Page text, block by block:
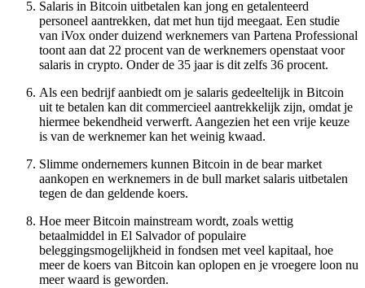
Salaris in Bitcoin uitbetalen kan jong en getalenteerd
personeel aantrekken, dat met hun tijd meegaat. Een studie
van iVox onder duizend werknemers van Partena Professional
toont aan dat 22 procent van de werknemers openstaat voor
salaris in crypto. Onder de 35 jaar is dit zelfs 36 procent.
Als een bedrijf aanbiedt om je salaris gedeeltelijk in Bitcoin
uit te betalen kan dit commercieel aantrekkelijk zijn, omdat je
hiermee bekendheid verwerft. Aangezien het een vrije keuze
is van de werknemer kan het weinig kwaad.
Slimme ondernemers kunnen Bitcoin in de bear market
aankopen en werknemers in de bull market salaris uitbetalen
tegen de dan geldende koers.
Hoe meer Bitcoin mainstream wordt, zoals wettig
betaalmiddel in El Salvador of populaire
beleggingsmogelijkheid in fondsen met veel kapitaal, hoe
meer de koers van Bitcoin kan oplopen en je vroegere loon nu
meer waard is geworden.